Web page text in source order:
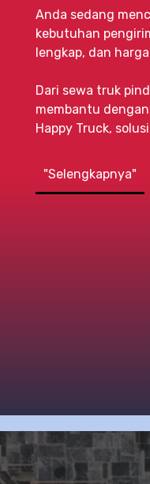
Anda sedang
kebutuhan
lengkap, dan
Dari sewa truk
membantu
Happy Truck,
"Selengkapnya"